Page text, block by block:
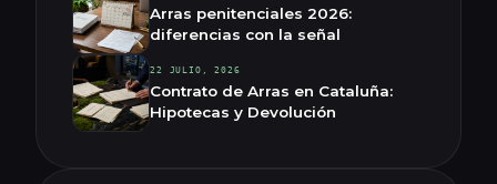
Arras penitenciales 2026:
diferencias con la señal
22 JULIO, 2026
Contrato de Arras en Cataluña:
Hipotecas y Devolución